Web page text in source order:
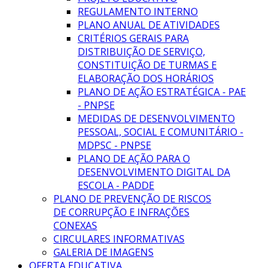
REGULAMENTO INTERNO
PLANO ANUAL DE ATIVIDADES
CRITÉRIOS GERAIS PARA
DISTRIBUIÇÃO DE SERVIÇO,
CONSTITUIÇÃO DE TURMAS E
ELABORAÇÃO DOS HORÁRIOS
PLANO DE AÇÃO ESTRATÉGICA - PAE
- PNPSE
MEDIDAS DE DESENVOLVIMENTO
PESSOAL, SOCIAL E COMUNITÁRIO -
MDPSC - PNPSE
PLANO DE AÇÃO PARA O
DESENVOLVIMENTO DIGITAL DA
ESCOLA - PADDE
PLANO DE PREVENÇÃO DE RISCOS
DE CORRUPÇÃO E INFRAÇÕES
CONEXAS
CIRCULARES INFORMATIVAS
GALERIA DE IMAGENS